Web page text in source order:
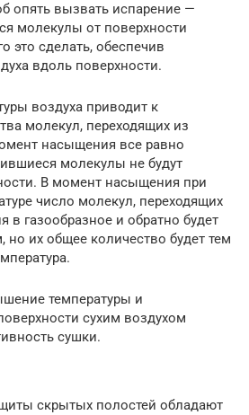
опять вызвать испарение —
молекулы от поверхности
это сделать, обеспечив
вдоль поверхности.
воздуха приводит к
молекул, переходящих из
насыщения все равно
молекулы не будут
В момент насыщения при
число молекул, переходящих
в газообразное и обратно будет
их общее количество будет тем
температуры и
сухим воздухом
сушки.
скрытых полостей обладают